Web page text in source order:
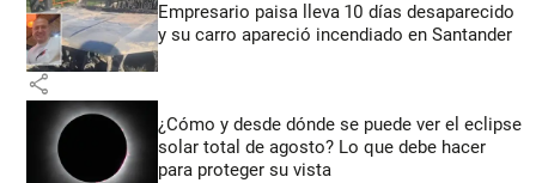
Empresario paisa lleva 10 días desaparecido
y su carro apareció incendiado en Santander
share
¿Cómo y desde dónde se puede ver el eclipse
solar total de agosto? Lo que debe hacer
para proteger su vista